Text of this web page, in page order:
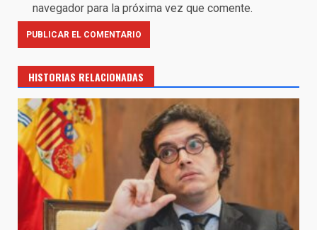
navegador para la próxima vez que comente.
HISTORIAS RELACIONADAS